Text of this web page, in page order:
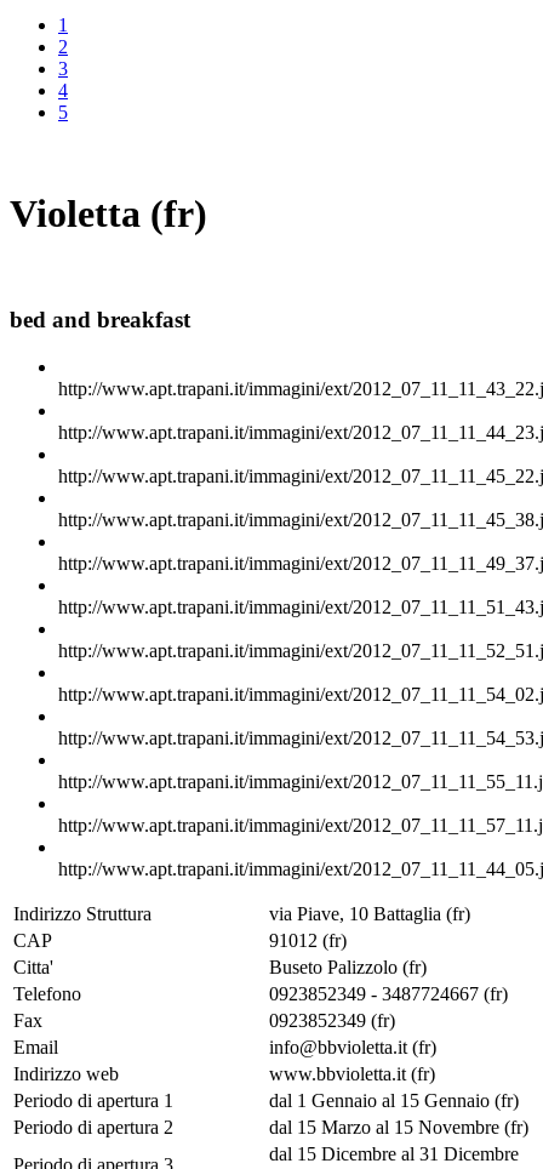
1
2
3
4
5
Violetta (fr)
bed and breakfast
http://www.apt.trapani.it/immagini/ext/
http://www.apt.trapani.it/immagini/ext/
http://www.apt.trapani.it/immagini/ext/
http://www.apt.trapani.it/immagini/ext/
http://www.apt.trapani.it/immagini/ext/
http://www.apt.trapani.it/immagini/ext/
http://www.apt.trapani.it/immagini/ext/
http://www.apt.trapani.it/immagini/ext/
http://www.apt.trapani.it/immagini/ext/
http://www.apt.trapani.it/immagini/ext/
http://www.apt.trapani.it/immagini/ext/
http://www.apt.trapani.it/immagini/ext/
Indirizzo Struttura
via Piave, 10 Battaglia (fr)
CAP
91012 (fr)
Citta'
Buseto Palizzolo (fr)
Telefono
0923852349 - 3487724667 (fr)
Fax
0923852349 (fr)
Email
info@bbvioletta.it (fr)
Indirizzo web
www.bbvioletta.it (fr)
Periodo di apertura 1
dal 1 Gennaio al 15 Gennaio (fr)
Periodo di apertura 2
dal 15 Marzo al 15 Novembre (fr)
Periodo di apertura 3
dal 15 Dicembre al 31 Dicembre